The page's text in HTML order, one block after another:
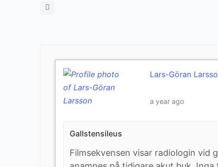
Open
Lars-Göran
a year ago
Gallstensileus
Filmsekvensen visar radiologin vid